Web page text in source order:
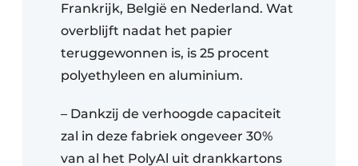
Frankrijk, België en Nederland. Wat
overblijft nadat het papier
teruggewonnen is, is 25 procent
polyethyleen en aluminium.
– Dankzij de verhoogde capaciteit
zal in deze fabriek ongeveer 30%
van al het PolyAl uit drankkartons